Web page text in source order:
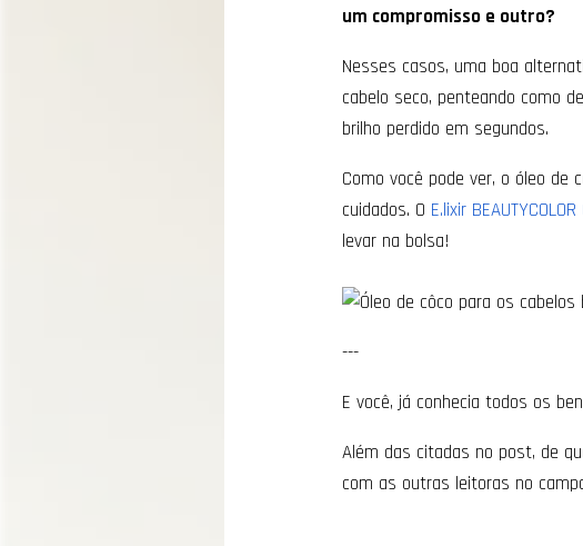
um compromisso e outro?
Nesses casos, uma boa
cabelo seco, penteando como
brilho perdido em segundos.
Como você pode ver, o óleo
cuidados. O E.lixir
levar na bolsa!
---
E você, já conhecia todos os
Além das citadas no post, de
com as outras leitoras no